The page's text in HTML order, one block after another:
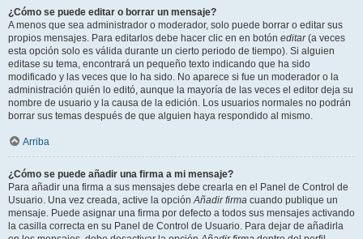
¿Cómo se puede editar o borrar un mensaje?
A menos que sea administrador o moderador, solo puede borrar o editar sus
propios mensajes. Para editarlos debe hacer clic en en botón editar(a veces
esta opción solo es válida durante un cierto periodo de tiempo). Si alguien
editase su tema, encontrará un pequeño texto indicando que ha sido
modificado y las veces que lo ha sido. No aparece si fue un moderador o la
administración quién lo editó, aunque la mayoría de las veces el editor deja su
nombre de usuario y la causa de la edición. Los usuarios normales no podrán
borrar sus temas después de que alguien haya respondido al mismo.
Arriba
¿Cómo se puede añadir una firma a mi mensaje?
Para añadir una firma a sus mensajes debe crearla en el Panel de Control de
Usuario. Una vez creada, active la opciónAñadir firma cuando publique un
mensaje. Puede asignar una firma por defecto a todos sus mensajes activando
la casilla correcta en su Panel de Control de Usuario. Para dejar de añadirla